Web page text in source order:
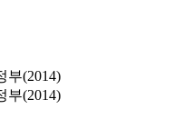
부(2014)
부(2014)